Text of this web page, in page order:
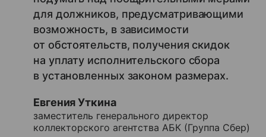
для должников, предусматривающими
возможность, в зависимости
от обстоятельств, получения скидок
на уплату исполнительского сбора
в установленных законом размерах.
Евгения Уткина
заместитель генерального директор
коллекторского агентства АБК (Группа Сбер)